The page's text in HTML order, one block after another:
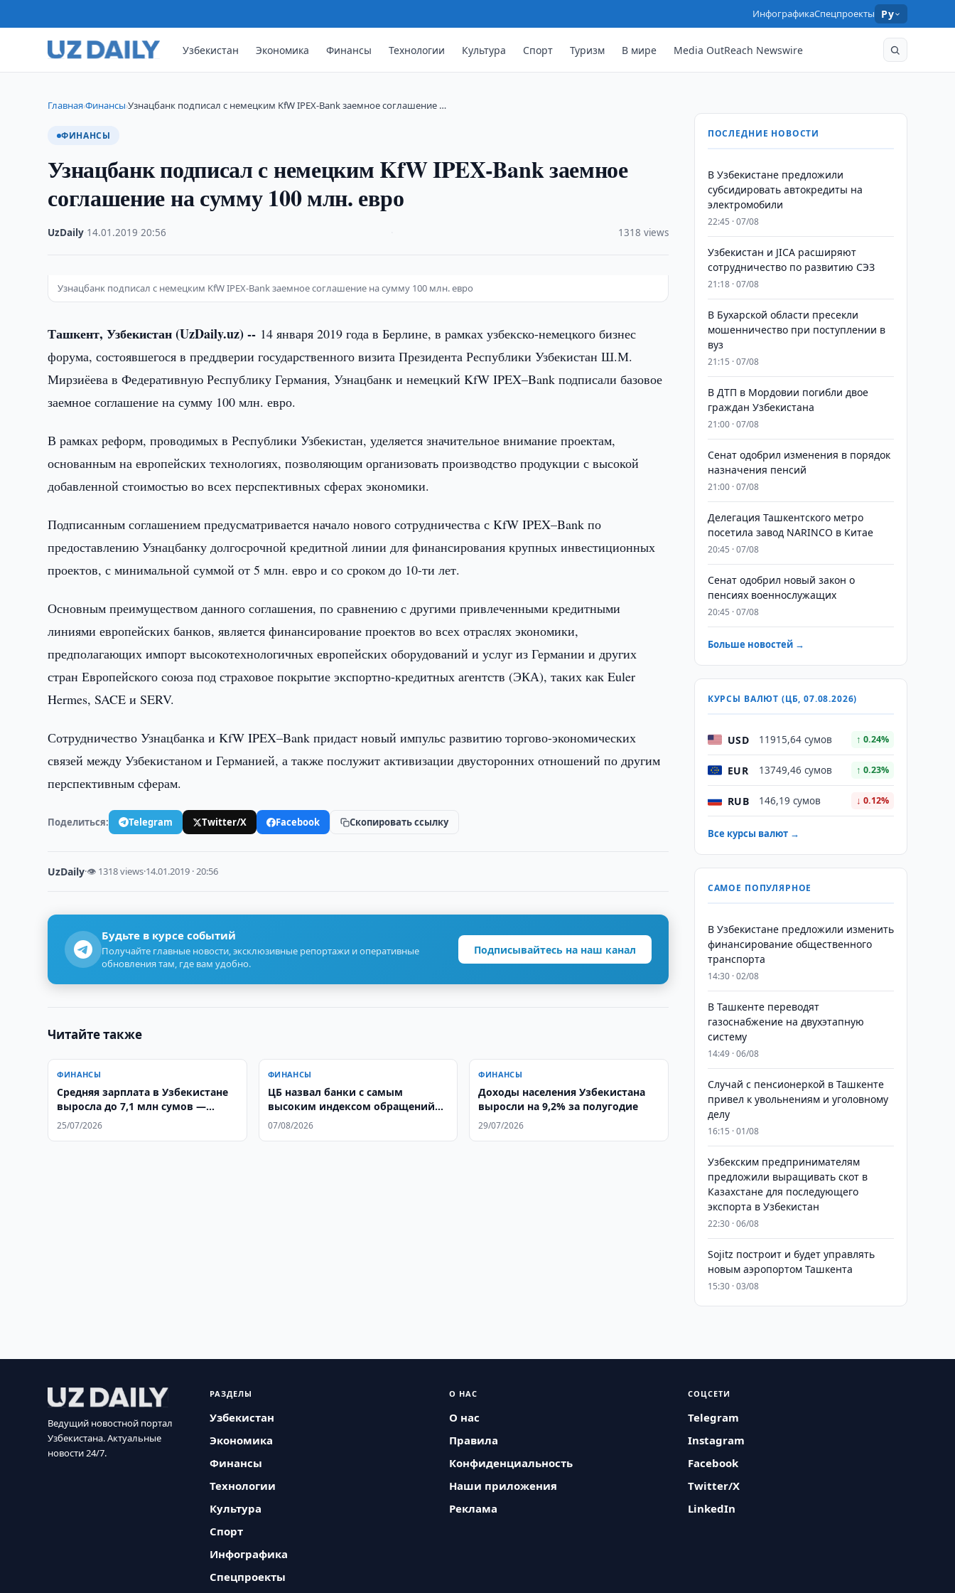
ИнфографикаСпецпроекты Ру
Узбекистан Экономика Финансы Технологии Культура Спорт Туризм В мире Media OutReach Newswire
Главная›Финансы›Узнацбанк подписал с немецким KfW IPEX-Bank заемное соглашение …
ФИНАНСЫ
Узнацбанк подписал с немецким KfW IPEX-Bank заемное
соглашение на сумму 100 млн. евро
UzDaily 14.01.2019 ·20:56 1318 views
Узнацбанк подписал с немецким KfW IPEX-Bank заемное соглашение на сумму 100 млн. евро
Ташкент, Узбекистан (UzDaily.uz) -- 14 января 2019 года в Берлине, в рамках узбекско-немецкого бизнес
форума, состоявшегося в преддверии государственного визита Президента Республики Узбекистан Ш.М.
Мирзиёева в Федеративную Республику Германия, Узнацбанк и немецкий KfW IPEX–Bank подписали базовое
заемное соглашение на сумму 100 млн. евро.
В рамках реформ, проводимых в Республики Узбекистан, уделяется значительное внимание проектам,
основанным на европейских технологиях, позволяющим организовать производство продукции с высокой
добавленной стоимостью во всех перспективных сферах экономики.
Подписанным соглашением предусматривается начало нового сотрудничества с KfW IPEX–Bank по
предоставлению Узнацбанку долгосрочной кредитной линии для финансирования крупных инвестиционных
проектов, с минимальной суммой от 5 млн. евро и со сроком до 10-ти лет.
Основным преимуществом данного соглашения, по сравнению с другими привлеченными кредитными
линиями европейских банков, является финансирование проектов во всех отраслях экономики,
предполагающих импорт высокотехнологичных европейских оборудований и услуг из Германии и других
стран Европейского союза под страховое покрытие экспортно-кредитных агентств (ЭКА), таких как Euler
Hermes, SACE и SERV.
Сотрудничество Узнацбанка и KfW IPEX–Bank придаст новый импульс развитию торгово-экономических
связей между Узбекистаном и Германией, а также послужит активизации двусторонних отношений по другим
перспективным сферам.
Поделиться: Telegram Twitter/X Facebook Скопировать ссылку
UzDaily·👁 1318 views·14.01.2019 · 20:56
Будьте в курсе событий
Получайте главные новости, эксклюзивные репортажи и оперативные
обновления там, где вам удобно.
Подписывайтесь на наш канал
Читайте также
ФИНАНСЫ
Средняя зарплата в Узбекистане
выросла до 7,1 млн сумов —
статистика
25/07/2026
ФИНАНСЫ
ЦБ назвал банки с самым
высоким индексом обращений
клиентов
07/08/2026
ФИНАНСЫ
Доходы населения Узбекистана
выросли на 9,2% за полугодие
29/07/2026
ПОСЛЕДНИЕ НОВОСТИ
В Узбекистане предложили
субсидировать автокредиты на
электромобили
22:45 · 07/08
Узбекистан и JICA расширяют
сотрудничество по развитию СЭЗ
21:18 · 07/08
В Бухарской области пресекли
мошенничество при поступлении в
вуз
21:15 · 07/08
В ДТП в Мордовии погибли двое
граждан Узбекистана
21:00 · 07/08
Сенат одобрил изменения в порядок
назначения пенсий
21:00 · 07/08
Делегация Ташкентского метро
посетила завод NARINCO в Китае
20:45 · 07/08
Сенат одобрил новый закон о
пенсиях военнослужащих
20:45 · 07/08
Больше новостей →
КУРСЫ ВАЛЮТ (ЦБ, 07.08.2026)
USD 11915,64 сумов ↑ 0.24%
EUR 13749,46 сумов ↑ 0.23%
RUB 146,19 сумов ↓ 0.12%
Все курсы валют →
САМОЕ ПОПУЛЯРНОЕ
В Узбекистане предложили изменить
финансирование общественного
транспорта
14:30 · 02/08
В Ташкенте переводят
газоснабжение на двухэтапную
систему
14:49 · 06/08
Случай с пенсионеркой в Ташкенте
привел к увольнениям и уголовному
делу
16:15 · 01/08
Узбекским предпринимателям
предложили выращивать скот в
Казахстане для последующего
экспорта в Узбекистан
22:30 · 06/08
Sojitz построит и будет управлять
новым аэропортом Ташкента
15:30 · 03/08
Ведущий новостной портал
Узбекистана. Актуальные
новости 24/7.
РАЗДЕЛЫ
Узбекистан
Экономика
Финансы
Технологии
Культура
Спорт
Инфографика
Спецпроекты
О НАС
О нас
Правила
Конфиденциальность
Наши приложения
Реклама
СОЦСЕТИ
Telegram
Instagram
Facebook
Twitter/X
LinkedIn